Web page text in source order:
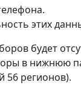
этих
будет
в нижнюю
56 регионов).